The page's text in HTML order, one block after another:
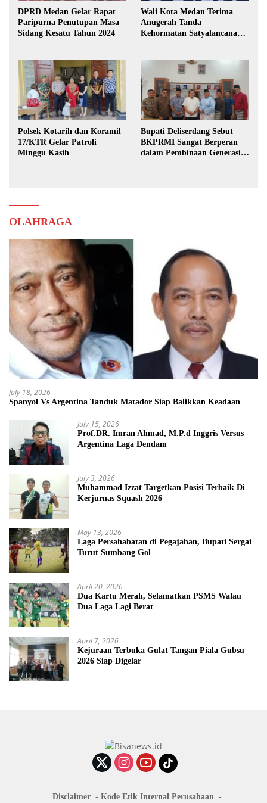
DPRD Medan Gelar Rapat
Paripurna Penutupan Masa
Sidang Kesatu Tahun 2024
Wali Kota Medan Terima
Anugerah Tanda
Kehormatan Satyalancana
Polsek Kotarih dan Koramil
17/KTR Gelar Patroli
Minggu Kasih
Bupati Deliserdang Sebut
BKPRMI Sangat Berperan
dalam Pembinaan Generasi
OLAHRAGA
July 18, 2026
Spanyol Vs Argentina Tanduk Matador Siap Balikkan Keadaan
July 15, 2026
Prof.DR. Imran Ahmad, M.P.d Inggris Versus
Argentina Laga Dendam
July 3, 2026
Muhammad Izzat Targetkan Posisi Terbaik Di
Kerjurnas Squash 2026
May 13, 2026
Laga Persahabatan di Pegajahan, Bupati Sergai
Turut Sumbang Gol
April 20, 2026
Dua Kartu Merah, Selamatkan PSMS Walau
Dua Laga Lagi Berat
April 7, 2026
Kejuraan Terbuka Gulat Tangan Piala Gubsu
2026 Siap Digelar
Disclaimer Kode Etik Internal Perusahaan